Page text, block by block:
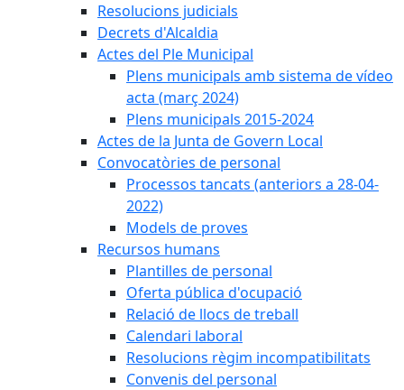
Resolucions judicials
Decrets d'Alcaldia
Actes del Ple Municipal
Plens municipals amb sistema de vídeo
acta (març 2024)
Plens municipals 2015-2024
Actes de la Junta de Govern Local
Convocatòries de personal
Processos tancats (anteriors a 28-04-
2022)
Models de proves
Recursos humans
Plantilles de personal
Oferta pública d'ocupació
Relació de llocs de treball
Calendari laboral
Resolucions règim incompatibilitats
Convenis del personal